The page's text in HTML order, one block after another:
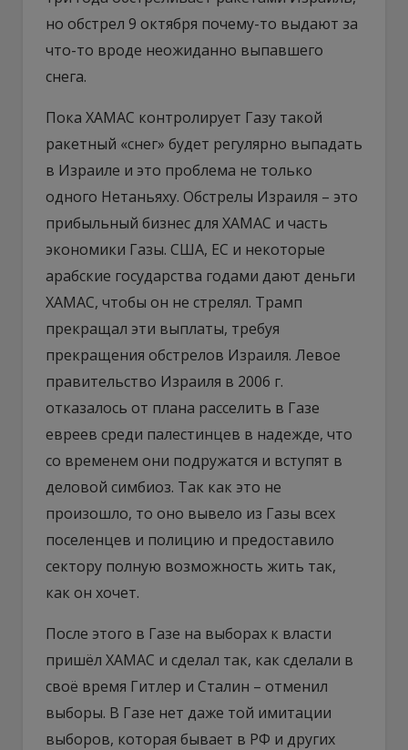
но обстрел 9 октября почему-то выдают за
что-то вроде неожиданно выпавшего
снега.
Пока ХАМАС контролирует Газу такой
ракетный «снег» будет регулярно выпадать
в Израиле и это проблема не только
одного Нетаньяху. Обстрелы Израиля – это
прибыльный бизнес для ХАМАС и часть
экономики Газы. США, ЕС и некоторые
арабские государства годами дают деньги
ХАМАС, чтобы он не стрелял. Трамп
прекращал эти выплаты, требуя
прекращения обстрелов Израиля. Левое
правительство Израиля в 2006 г.
отказалось от плана расселить в Газе
евреев среди палестинцев в надежде, что
со временем они подружатся и вступят в
деловой симбиоз. Так как это не
произошло, то оно вывело из Газы всех
поселенцев и полицию и предоставило
сектору полную возможность жить так,
как он хочет.
После этого в Газе на выборах к власти
пришёл ХАМАС и сделал так, как сделали в
своё время Гитлер и Сталин – отменил
выборы. В Газе нет даже той имитации
выборов, которая бывает в РФ и других